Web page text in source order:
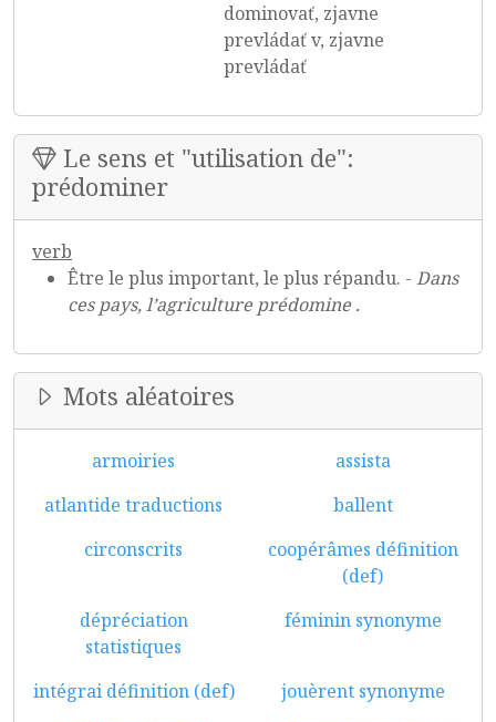
dominovať, zjavne
prevládať v, zjavne
prevládať
Le sens et "utilisation de":
prédominer
verb
Être le plus important, le plus répandu. - Dans
ces pays, l’agriculture prédomine .
Mots aléatoires
armoiries
assista
atlantide traductions
ballent
circonscrits
coopérâmes définition
(def)
dépréciation
statistiques
féminin synonyme
intégrai définition (def)
jouèrent synonyme